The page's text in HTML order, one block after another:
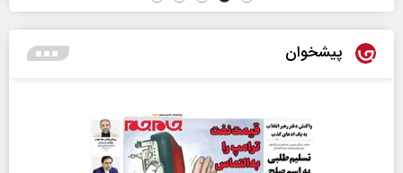
پیشخوان